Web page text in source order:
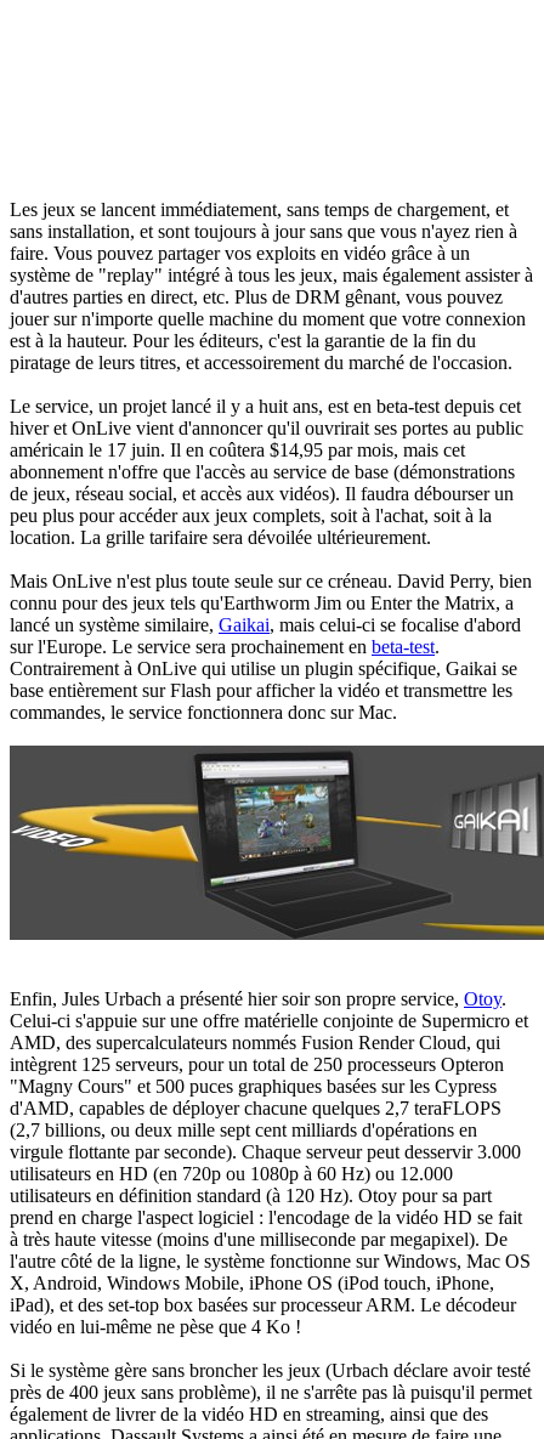
Les jeux se lancent immédiatement, sans temps de chargement, et
sans installation, et sont toujours à jour sans que vous n'ayez rien à
faire. Vous pouvez partager vos exploits en vidéo grâce à un
système de "replay" intégré à tous les jeux, mais également assister à
d'autres parties en direct, etc. Plus de DRM gênant, vous pouvez
jouer sur n'importe quelle machine du moment que votre connexion
est à la hauteur. Pour les éditeurs, c'est la garantie de la fin du
piratage de leurs titres, et accessoirement du marché de l'occasion.
Le service, un projet lancé il y a huit ans, est en beta-test depuis cet
hiver et OnLive vient d'annoncer qu'il ouvrirait ses portes au public
américain le 17 juin. Il en coûtera $14,95 par mois, mais cet
abonnement n'offre que l'accès au service de base (démonstrations
de jeux, réseau social, et accès aux vidéos). Il faudra débourser un
peu plus pour accéder aux jeux complets, soit à l'achat, soit à la
location. La grille tarifaire sera dévoilée ultérieurement.
Mais OnLive n'est plus toute seule sur ce créneau. David Perry, bien
connu pour des jeux tels qu'Earthworm Jim ou Enter the Matrix, a
lancé un système similaire, Gaikai, mais celui-ci se focalise d'abord
sur l'Europe. Le service sera prochainement en beta-test.
Contrairement à OnLive qui utilise un plugin spécifique, Gaikai se
base entièrement sur Flash pour afficher la vidéo et transmettre les
commandes, le service fonctionnera donc sur Mac.
Enfin, Jules Urbach a présenté hier soir son propre service, Otoy.
Celui-ci s'appuie sur une offre matérielle conjointe de Supermicro et
AMD, des supercalculateurs nommés Fusion Render Cloud, qui
intègrent 125 serveurs, pour un total de 250 processeurs Opteron
"Magny Cours" et 500 puces graphiques basées sur les Cypress
d'AMD, capables de déployer chacune quelques 2,7 teraFLOPS
(2,7 billions, ou deux mille sept cent milliards d'opérations en
virgule flottante par seconde). Chaque serveur peut desservir 3.000
utilisateurs en HD (en 720p ou 1080p à 60 Hz) ou 12.000
utilisateurs en définition standard (à 120 Hz). Otoy pour sa part
prend en charge l'aspect logiciel : l'encodage de la vidéo HD se fait
à très haute vitesse (moins d'une milliseconde par megapixel). De
l'autre côté de la ligne, le système fonctionne sur Windows, Mac OS
X, Android, Windows Mobile, iPhone OS (iPod touch, iPhone,
iPad), et des set-top box basées sur processeur ARM. Le décodeur
vidéo en lui-même ne pèse que 4 Ko !
Si le système gère sans broncher les jeux (Urbach déclare avoir testé
près de 400 jeux sans problème), il ne s'arrête pas là puisqu'il permet
également de livrer de la vidéo HD en streaming, ainsi que des